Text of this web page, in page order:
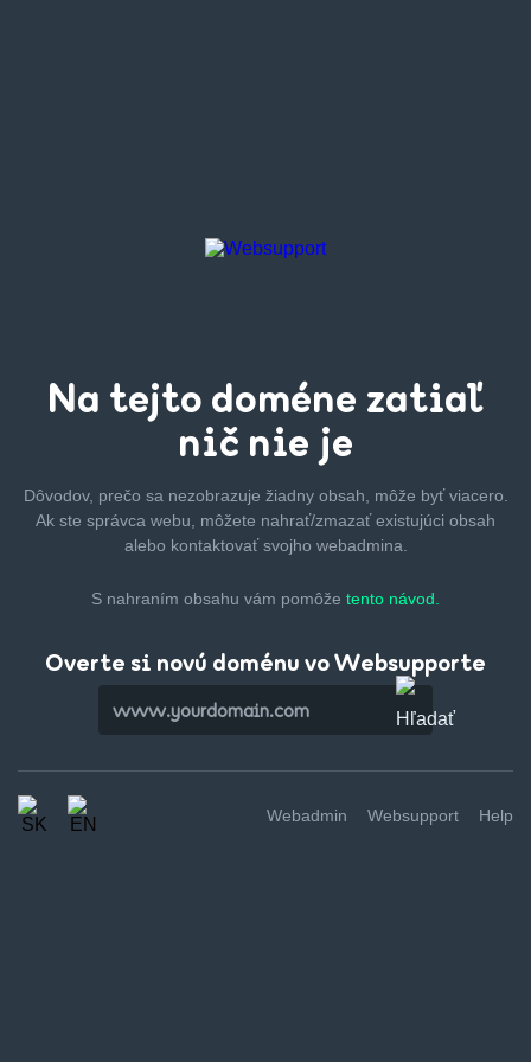
Na tejto doméne zatiaľ
nič nie je
Dôvodov, prečo sa nezobrazuje žiadny obsah, môže byťviacero.
Ak ste správca webu, môžete nahrať/zmazaťexistujúci obsah
alebo kontaktovať svojho webadmina.
S nahraním obsahu vám pomôže tento návod.
Overte si novú doménu vo Websupporte
Webadmin Websupport Help